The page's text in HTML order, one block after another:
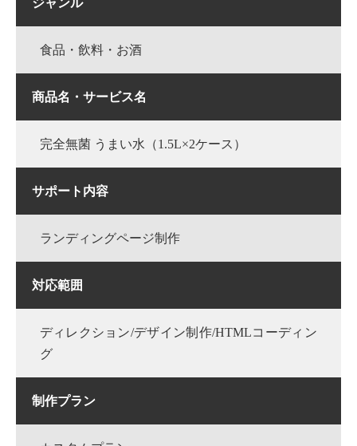
ジャンル
食品・飲料・お酒
商品名・サービス名
完全無菌 うまい水（1.5L×2ケース）
サポート内容
ランディングページ制作
対応範囲
ディレクション/デザイン制作/HTMLコーディン
グ
制作プラン